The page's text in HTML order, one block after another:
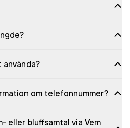
om telefonnummer?
eller bluffsamtal via Vem